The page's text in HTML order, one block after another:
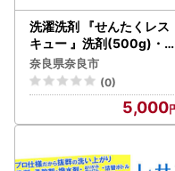
洗濯洗剤 『せんたくレス
キュー 』洗剤(500g)・柔
軟剤(500ｇ)・おりがみせ
っけん(10枚)セット プロ
用仕様 液体洗剤 洗剤 柔軟
奈良県奈良市
(0)
5,000